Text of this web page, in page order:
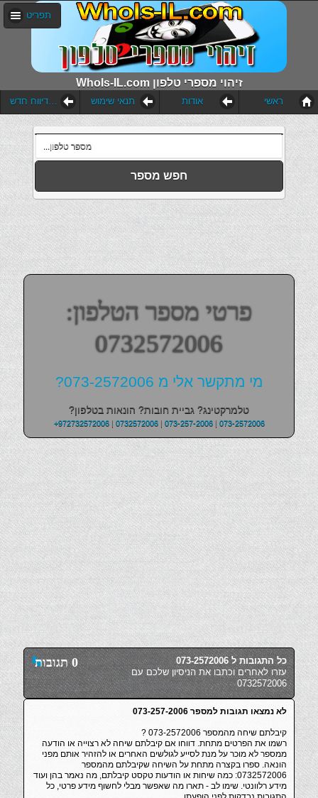
WhoIs-IL.com זיהוי מספרי טלפון
תפריט
הוסף דיווח חדש תנאי שימוש אודות ראשי
חפש מספר
פרטי מספר הטלפון:
0732572006
מי מתקשר אלי מ 073-2572006?
טלמרקטינג? גביית חובות? הונאות בטלפון?
+972732572006| 0732572006| 073-257-2006| 073-2572006
0 תגובות
כל התגובות ל 073-2572006
עזרו לאחרים וכתבו את הניסיון שלכם עם
0732572006
לא נמצאו תגובות למספר 073-257-2006
קיבלתם שיחה מהמספר 073-2572006 ?
רשמו את הפרטים מתחת. דווחו אם קיבלתם שיחה לא רצוייה או הודעה
ממספר לא מוכר על מנת לסייע לגולשים האחרים או להזהיר אותם מפני
הונאה. ספרו בקצרה מתחת על השיחה שקיבלתם מהמספר
0732572006: כמה שיחות או הודעות טקסט קיבלתם, מה נאמר בהן ועוד
מידע רלוונטי. שימו לב - תארו מה שאפשר מבלי לחשוף מידע פרטי, כל